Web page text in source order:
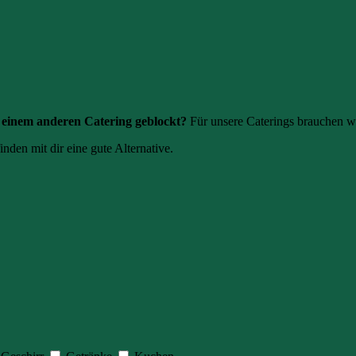
anderen Catering geblockt? Für unsere Caterings brauchen
mit dir eine gute Alternative.